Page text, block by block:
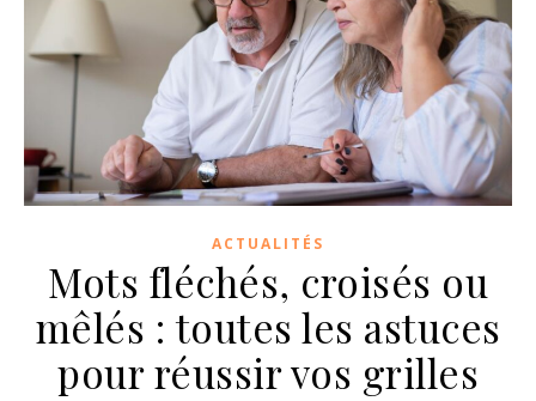
ACTUALITÉS
Mots fléchés, croisés ou
mêlés : toutes les astuces
pour réussir vos grilles